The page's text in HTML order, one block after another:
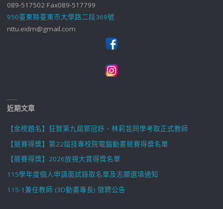
089-517502 Fax089-517799
950臺東縣臺東市大學路二段369號
nttu.eidm@gmail.com
近期文章
【金榜題名】狂賀第九屆郭冠妤、林莉芸同學考取正式教師
【競賽得獎】第22屆技專校院電腦動畫競賽得獎名單
【競賽得獎】2026放視大賞得獎名單
115學年度個人申請面試錄取名單及志願選填通知
115-1兼任教師 (3D動畫專長) 徵聘公告